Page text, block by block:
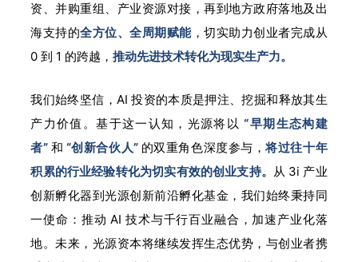
资、并购重组、产业资源对接，再到地方政府落地及出
海支持的全方位、全周期赋能，切实助力创业者完成从
0 到 1 的跨越，推动先进技术转化为现实生产力。
我们始终坚信，AI 投资的本质是押注、挖掘和释放其生
产力价值。基于这一认知，光源将以“早期生态构建
者” 和 “创新合伙人” 的双重角色深度参与，将过往十年
积累的行业经验转化为切实有效的创业支持。 从 3i 产业
创新孵化器到光源创新前沿孵化基金，我们始终秉持同
一使命：推动 AI 技术与千行百业融合，加速产业化落
地。未来，光源资本将继续发挥生态优势，与创业者携